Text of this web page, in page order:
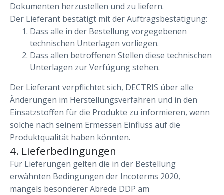
Dokumenten herzustellen und zu liefern.
Der Lieferant bestätigt mit der Auftragsbestätigung:
Dass alle in der Bestellung vorgegebenen
technischen Unterlagen vorliegen.
Dass allen betroffenen Stellen diese technischen
Unterlagen zur Verfügung stehen.
Der Lieferant verpflichtet sich, DECTRIS über alle
Änderungen im Herstellungsverfahren und in den
Einsatzstoffen für die Produkte zu informieren, wenn
solche nach seinem Ermessen Einfluss auf die
Produktqualität haben könnten.
4. Lieferbedingungen
Für Lieferungen gelten die in der Bestellung
erwähnten Bedingungen der Incoterms 2020,
mangels besonderer Abrede DDP am